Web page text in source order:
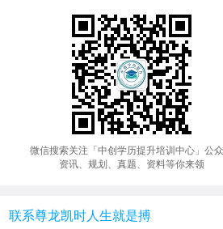
微信搜索关注「中创学历提升培训中心」公
资讯、规划、真题、资料等你来领
联系尊龙凯时人生就是搏